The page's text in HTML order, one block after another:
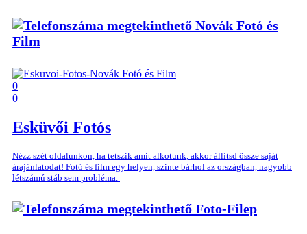
Novák Fotó és
Film
0
0
Esküvői Fotós
Nézz szét oldalunkon, ha tetszik amit alkotunk, akkor állítsd össze saját
árajánlatodat! Fotó és film egy helyen, szinte bárhol az országban, nagyobb
létszámú stáb sem probléma.
Foto-Filep